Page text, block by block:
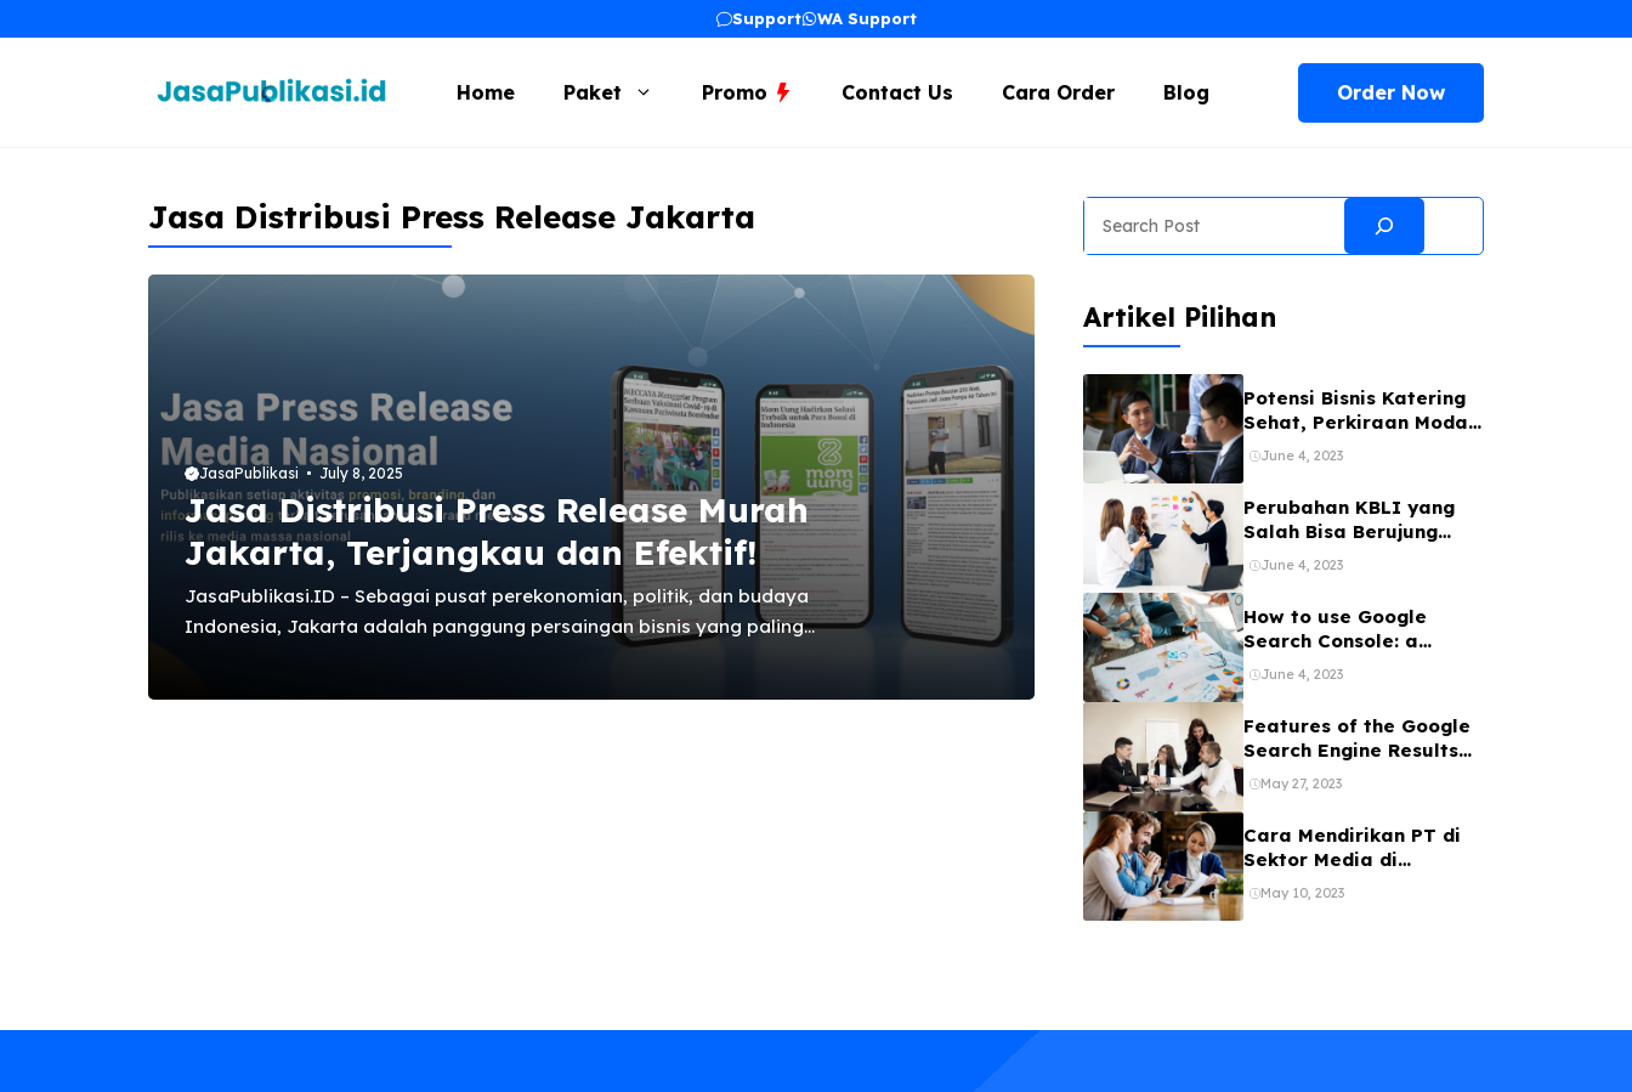
to
Support WA Support
Home Paket Promo Contact Us Cara Order Blog Order Now
Jasa Distribusi Press Release Jakarta
JasaPublikasi July 8, 2025
Jasa Distribusi Press Release Murah
Jakarta, Terjangkau dan Efektif!
JasaPublikasi.ID – Sebagai pusat perekonomian, politik, dan budaya
Indonesia, Jakarta adalah panggung persaingan bisnis yang paling
Artikel Pilihan
Potensi Bisnis Katering
Sehat, Perkiraan Modal,
dan Tipsnya
June 4, 2023
Perubahan KBLI yang
Salah Bisa Berujung
Sanksi, Ini
Penjelasannya
June 4, 2023
How to use Google
Search Console: a
beginner’s guide
June 4, 2023
Features of the Google
Search Engine Results
Page
May 27, 2023
Cara Mendirikan PT di
Sektor Media di
Indonesia
May 10, 2023